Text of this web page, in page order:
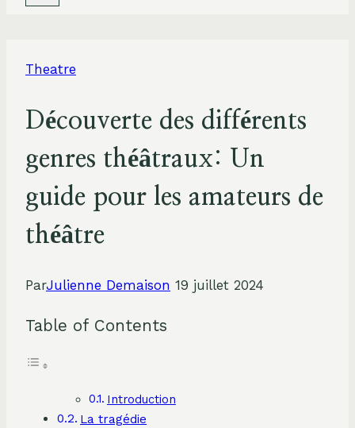
Theatre
Découverte des différents
genres théâtraux: Un
guide pour les amateurs de
théâtre
ParJulienne Demaison 19 juillet 2024
Table of Contents
Introduction
La tragédie